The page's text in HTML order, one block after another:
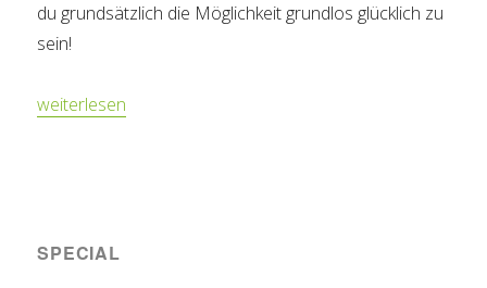
du grundsätzlich die Möglichkeit grundlos glücklich zu
sein!
„Glückliches SEIN“
weiterlesen
SPECIAL